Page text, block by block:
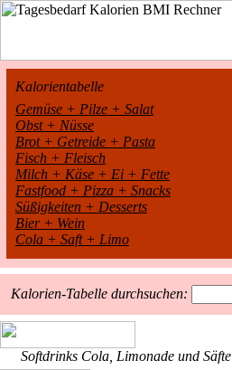
Kalorientabelle
Gemüse + Pilze + Salat
Obst + Nüsse
Brot + Getreide + Pasta
Fisch + Fleisch
Milch + Käse + Ei + Fette
Fastfood + Pizza + Snacks
Süßigkeiten + Desserts
Bier + Wein
Cola + Saft + Limo
Kalorien-Tabelle durchsuchen:
Softdrinks Cola, Limonade und Säfte